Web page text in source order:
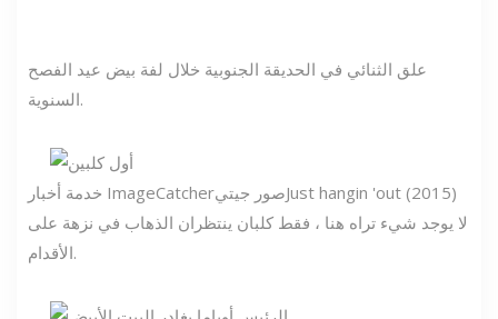
علق الثنائي في الحديقة الجنوبية خلال لفة بيض عيد الفصح
السنوية.
خدمة أخبار ImageCatcherصور جيتيJust hangin 'out (2015)
لا يوجد شيء تراه هنا ، فقط كلبان ينتظران الذهاب في نزهة على
الأقدام.